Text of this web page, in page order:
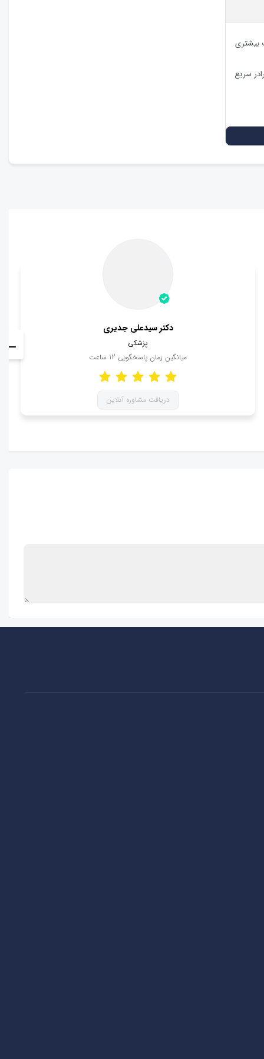
بیشتری
سریع
دکتر سیدعلی جدیری
پزشکی
میانگین زمان پاسخگویی 12 ساعت
دریافت مشاوره آنلاین